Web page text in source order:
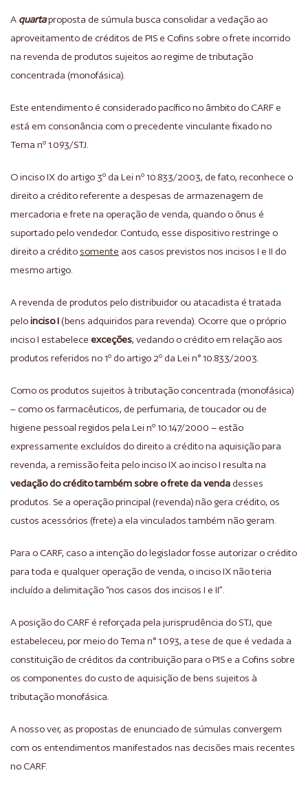
A quartaproposta de súmula busca consolidar a vedação ao
aproveitamento de créditos de PIS e Cofins sobre o frete incorrido
na revenda de produtos sujeitos ao regime de tributação
concentrada (monofásica).
Este entendimento é considerado pacífico no âmbito do CARF e
está em consonância com o precedente vinculante fixado no
Tema nº 1.093/STJ.
O inciso IX do artigo 3º da Lei nº 10.833/2003, de fato, reconhece o
direito a crédito referente a despesas de armazenagem de
mercadoria e frete na operação de venda, quando o ônus é
suportado pelo vendedor. Contudo, esse dispositivo restringe o
direito a crédito somente aos casos previstos nos incisos I e II do
mesmo artigo.
A revenda de produtos pelo distribuidor ou atacadista é tratada
peloinciso I(bens adquiridos para revenda). Ocorre que o próprio
inciso I estabelece exceções, vedando o crédito em relação aos
produtos referidos no 1º do artigo 2º da Lei n° 10.833/2003.
Como os produtos sujeitos à tributação concentrada (monofásica)
– como os farmacêuticos, de perfumaria, de toucador ou de
higiene pessoal regidos pela Lei nº 10.147/2000 – estão
expressamente excluídos do direito a crédito na aquisição para
revenda, a remissão feita pelo inciso IX ao inciso I resulta na
vedação do crédito também sobre o frete da venda desses
produtos. Se a operação principal (revenda) não gera crédito, os
custos acessórios (frete) a ela vinculados também não geram.
Para o CARF, caso a intenção do legislador fosse autorizar o crédito
para toda e qualquer operação de venda, o inciso IX não teria
incluído a delimitação “nos casos dos incisos I e II”.
A posição do CARF é reforçada pela jurisprudência do STJ, que
estabeleceu, por meio do Tema n° 1.093, a tese de que é vedada a
constituição de créditos da contribuição para o PIS e a Cofins sobre
os componentes do custo de aquisição de bens sujeitos à
tributação monofásica.
A nosso ver, as propostas de enunciado de súmulas convergem
com os entendimentos manifestados nas decisões mais recentes
no CARF.